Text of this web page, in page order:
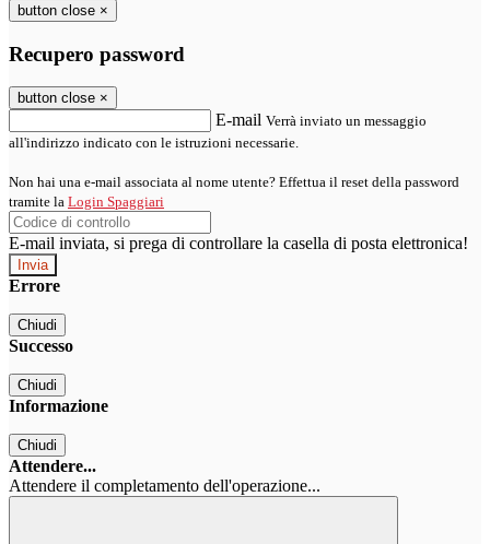
button close ×
Recupero password
button close ×
E-mail Verrà inviato un messaggio
all'indirizzo indicato con le istruzioni necessarie.
Non hai una e-mail associata al nome utente? Effettua il reset della password
tramite la Login Spaggiari
E-mail inviata, si prega di controllare la casella di posta elettronica!
Errore
Chiudi
Successo
Chiudi
Informazione
Chiudi
Attendere...
Attendere il completamento dell'operazione...